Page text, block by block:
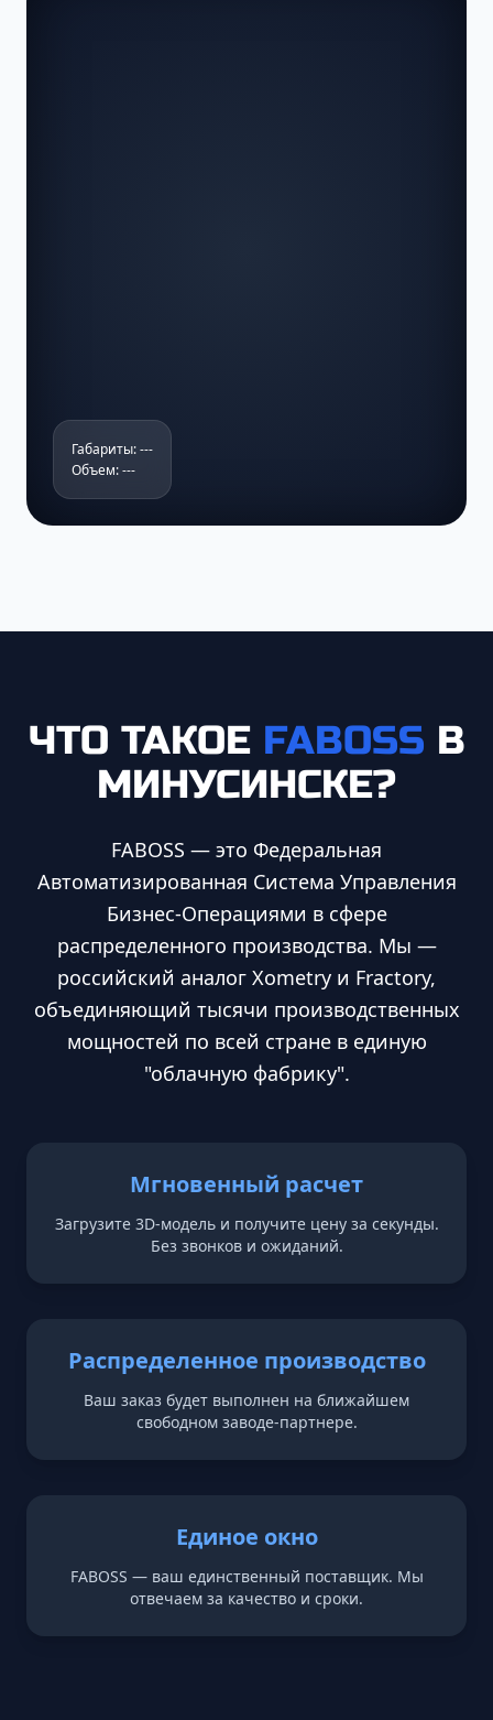
Габариты: ---
Объем: ---
ЧТО ТАКОЕ FABOSS В
МИНУСИНСКЕ?
FABOSS — это Федеральная
Автоматизированная Система Управления
Бизнес-Операциями в сфере
распределенного производства. Мы —
российский аналог Xometry и Fractory,
объединяющий тысячи производственных
мощностей по всей стране в единую
"облачную фабрику".
Мгновенный расчет
Загрузите 3D-модель и получите цену за секунды.
Без звонков и ожиданий.
Распределенное производство
Ваш заказ будет выполнен на ближайшем
свободном заводе-партнере.
Единое окно
FABOSS — ваш единственный поставщик. Мы
отвечаем за качество и сроки.